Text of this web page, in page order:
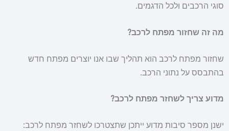
סוגי הרכבים ולכל הדגמים.
מה זה שחזור מפתח לרכב?
שחזור מפתח לרכב הוא תהליך שבו אנו יוצרים מפתח חדש
בהתבסס על נתוני הרכב.
מדוע צריך לשחזר מפתח לרכב?
ישנן מספר סיבות מדוע ייתכן שתצטרכו לשחזר מפתח לרכב: